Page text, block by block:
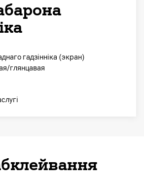
гадзінніка (экран)
глянцавая